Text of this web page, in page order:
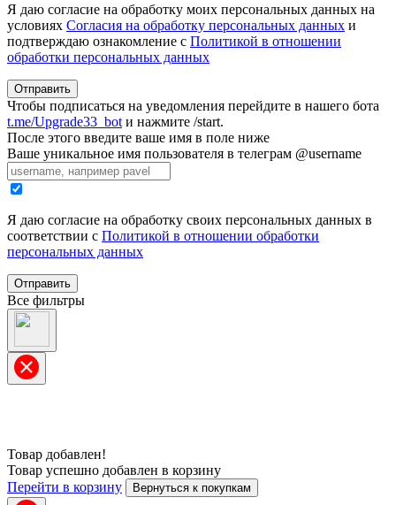
Я даю согласие на обработку моих персональных данных на
условиях Согласия на обработку персональных данных и
подтверждаю ознакомление с Политикой в отношении
обработки персональных данных
Отправить
Чтобы подписаться на уведомления перейдите в нашего бота
t.me/Upgrade33_bot и нажмите /start.
После этого введите ваше имя в поле ниже
Ваше уникальное имя пользователя в телеграм @username
Я даю согласие на обработку своих персональных данных в
соответствии с Политикой в отношении обработки
персональных данных
Отправить
Все фильтры
Товар добавлен!
Товар успешно добавлен в корзину
Перейти в корзину
Вернуться к покупкам